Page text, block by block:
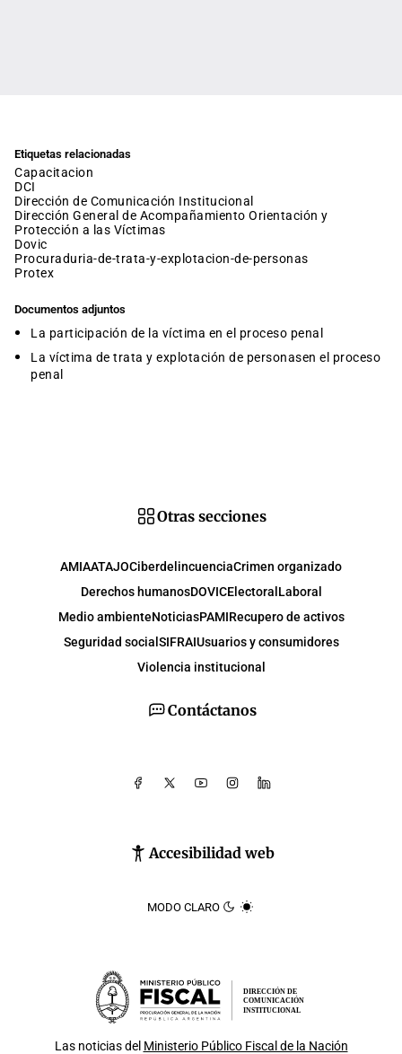
Etiquetas relacionadas
capacitacion
DCI
Dirección de Comunicación Institucional
Dirección General de Acompañamiento Orientación y
Protección a las Víctimas
dovic
procuraduria-de-trata-y-explotacion-de-personas
protex
Documentos adjuntos
La participación de la víctima en el proceso penal
La víctima de trata y explotación de personasen el proceso
penal
Contáctanos
Accesibilidad web
MODO CLARO
Otras secciones
AMIAATAJOCiberdelincuenciaCrimen organizado
Derechos humanosDOVICElectoral Laboral
Medio ambienteNoticiasPAMIRecupero de activos
Seguridad social SIFRAIUsuarios y consumidores
Violencia institucional
DIRECCIÓN DE
COMUNICACIÓN
INSTITUCIONAL
Las noticias del Ministerio Público Fiscal de la Nación